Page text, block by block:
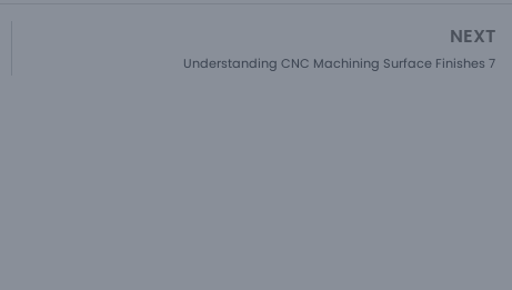
NEXT
Understanding CNC Machining Surface Finishes 7